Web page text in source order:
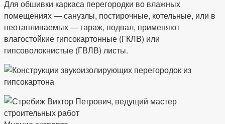
Для обшивки каркаса перегородки во влажных
помещениях — санузлы, постирочные, котельные, или в
неотапливаемых — гараж, подвал, применяют
влагостойкие гипсокартонные (ГКЛВ) или
гипсоволокнистые (ГВЛВ) листы.